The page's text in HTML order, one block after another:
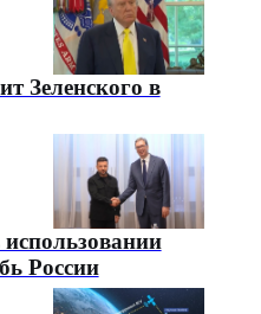
Зеленского в
России